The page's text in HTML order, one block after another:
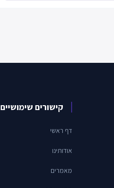
קישורים שימושיים
דף ראשי
אודותינו
מאמרים